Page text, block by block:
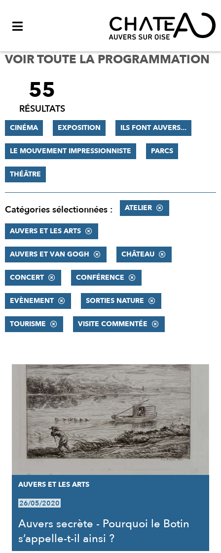
VOIR TOUTE LA PROGRAMMATION
FILTRER
RÉSULTATS
55
RÉSULTATS
CINÉMA EXPOSITION ILS FONT AUVERS...
LE MOUVEMENT IMPRESSIONNISTE PARCS
THÉÂTRE
Catégories sélectionnées : ATELIER
AUVERS ET LES ARTS
AUVERS ET VAN GOGH CHÂTEAU
CONCERT CONFÉRENCE
EVÈNEMENT SORTIES NATURE
TOURISME VISITE COMMENTÉE
RÉSULTATS
AUVERS ET LES ARTS
26/05/2020
Auvers secrète - Pourquoi le Botin
s’appelle-t-il ainsi ?